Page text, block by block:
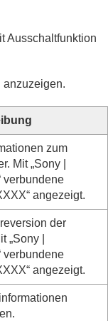
Ausschaltfunktion
anzuzeigen.
zum
Mit „Sony |
verbundene
“ angezeigt.
der
„Sony |
verbundene
“ angezeigt.